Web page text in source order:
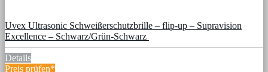
Uvex Ultrasonic Schweißerschutzbrille – flip-up – Supravision
Excellence – Schwarz/Grün-Schwarz
Details
Preis prüfen*